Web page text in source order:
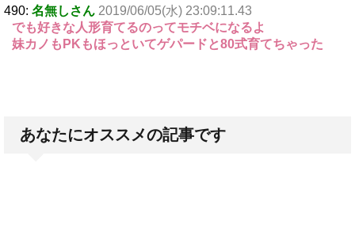
490: 名無しさん 2019/06/05(水) 23:09:11.43
でも好きな人形育てるのってモチベになるよ
妹カノもPKもほっといてゲパードと80式育てちゃった
あなたにオススメの記事です